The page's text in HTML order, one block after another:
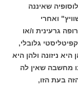
שאיננה
ואחרי
גרעינית ו/או
גלובלי,
ניזונה ולהן היא
מחשבה שאין לה
בעת הזו,